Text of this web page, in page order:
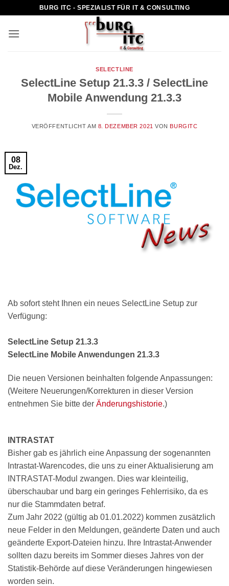
springen
BURG ITC - SPEZIALIST FÜR IT & CONSULTING
SELECTLINE
SelectLine Setup 21.3.3 / SelectLine
Mobile Anwendung 21.3.3
VERÖFFENTLICHT AM 8. DEZEMBER 2021 VONBURGITC
08
Dez.
Ab sofort steht Ihnen ein neues SelectLine Setup zur
Verfügung:
SelectLine Setup 21.3.3
SelectLine Mobile Anwendungen 21.3.3
Die neuen Versionen beinhalten folgende Anpassungen:
(Weitere Neuerungen/Korrekturen in dieser Version
entnehmen Sie bitte der Änderungshistorie.)
INTRASTAT
Bisher gab es jährlich eine Anpassung der sogenannten
Intrastat-Warencodes, die uns zu einer Aktualisierung am
INTRASTAT-Modul zwangen. Dies war kleinteilig,
überschaubar und barg ein geringes Fehlerrisiko, da es
nur die Stammdaten betraf.
Zum Jahr 2022 (gültig ab 01.01.2022) kommen zusätzlich
neue Felder in den Meldungen, geänderte Daten und auch
geänderte Export-Dateien hinzu. Ihre Intrastat-Anwender
sollten dazu bereits im Sommer dieses Jahres von der
Statistik-Behörde auf diese Veränderungen hingewiesen
worden sein.